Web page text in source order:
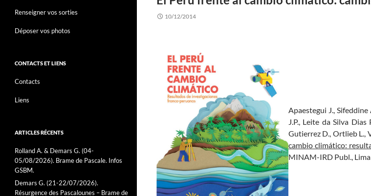
10/12/2014
Apaestegui J.,
J.P., Leite da Silva Dias
Gutierrez D., Ortlieb L.,
cambio climático:
MINAM-IRD Publ.,
Renseigner vos sorties
Déposer vos photos
CONTACTS ET LIENS
Contacts
Liens
ARTICLES RÉCENTS
Rolland A. & Demars G. (04-
05/08/2026). Brame de Pascale. Infos
GSBM.
Demars G. (21-22/07/2026).
Résurgence des Pascalounes – Brame de